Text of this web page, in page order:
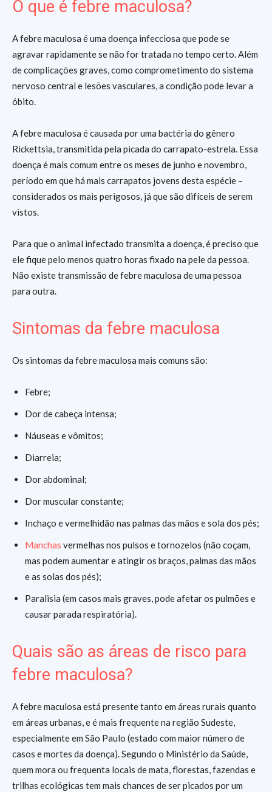
O que é febre maculosa?
A febre maculosa é uma doença infecciosa que pode se
agravar rapidamente se não for tratada no tempo certo. Além
de complicações graves, como comprometimento do sistema
nervoso central e lesões vasculares, a condição pode levar a
óbito.
A febre maculosa é causada por uma bactéria do gênero
Rickettsia, transmitida pela picada do carrapato-estrela. Essa
doença é mais comum entre os meses de junho e novembro,
período em que há mais carrapatos jovens desta espécie –
considerados os mais perigosos, já que são difíceis de serem
vistos.
Para que o animal infectado transmita a doença, é preciso que
ele fique pelo menos quatro horas fixado na pele da pessoa.
Não existe transmissão de febre maculosa de uma pessoa
para outra.
Sintomas da febre maculosa
Os sintomas da febre maculosa mais comuns são:
Febre;
Dor de cabeça intensa;
Náuseas e vômitos;
Diarreia;
Dor abdominal;
Dor muscular constante;
Inchaço e vermelhidão nas palmas das mãos e sola dos pés;
Manchas vermelhas nos pulsos e tornozelos (não coçam,
mas podem aumentar e atingir os braços, palmas das mãos
e as solas dos pés);
Paralisia (em casos mais graves, pode afetar os pulmões e
causar parada respiratória).
Quais são as áreas de risco para
febre maculosa?
A febre maculosa está presente tanto em áreas rurais quanto
em áreas urbanas, e é mais frequente na região Sudeste,
especialmente em São Paulo (estado com maior número de
casos e mortes da doença). Segundo o Ministério da Saúde,
quem mora ou frequenta locais de mata, florestas, fazendas e
trilhas ecológicas tem mais chances de ser picados por um